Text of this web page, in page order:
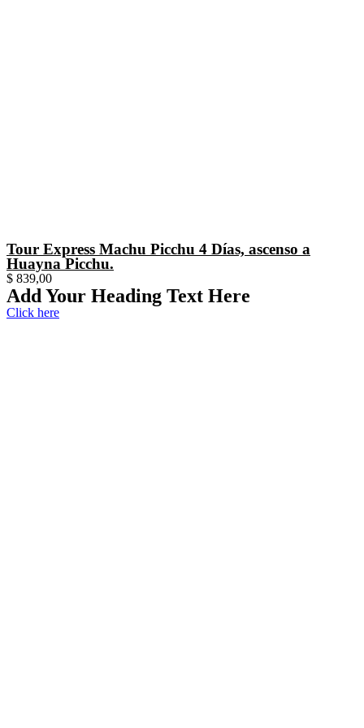
Tour Express Machu Picchu 4 Días, ascenso a
Huayna Picchu.
$ 839,00
Add Your Heading Text Here
Click here